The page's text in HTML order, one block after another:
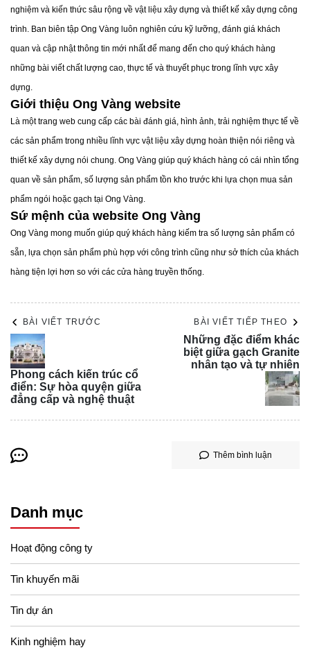
đá tự nhiên là lựa chọn lý tưởng, giúp không gian trở nên
thoáng đãng và sạch sẽ hơn.
Phong cách tân cổ điển:Thường sử dụng những gam
màu xám, vừa mang vẻ đẹp sang trọng, vừa tinh tế và nhẹ
nhàng. Đây là sự lựa chọn lý tưởng cho những ai muốn
kết hợp nét hiện đại với sự cổ kính.
đại, những gam màu xám và ghi trung tính là lựa chọn
tuyệt vời cho không gian phòng khách, mang đến vẻ đẹp
thanh lịch và đẳng cấp theo phong cách châu Âu.
riêng của ngôi nhà sẽ giúp tạo nên không gian phòng
khách lý tưởng, thể hiện gu thẩm mỹ và phong cách sống
của gia chủ.
nghiệm và kiến thức sâu rộng về vật liệu xây dựng và thiết kế xây dựng công
trình. Ban biên tập Ong Vàng luôn nghiên cứu kỹ lưỡng, đánh giá khách
quan và cập nhật thông tin mới nhất để mang đến cho quý khách hàng
những bài viết chất lượng cao, thực tế và thuyết phục trong lĩnh vực xây
dựng.
Giới thiệu Ong Vàng website
Là một trang web cung cấp các bài đánh giá, hình ảnh, trải nghiệm thực tế về
các sản phẩm trong nhiều lĩnh vực vật liệu xây dựng hoàn thiện nói riêng và
thiết kế xây dựng nói chung. Ong Vàng giúp quý khách hàng có cái nhìn tổng
quan về sản phẩm, số lượng sản phẩm tồn kho trước khi lựa chọn mua sản
phẩm ngói hoặc gạch tại Ong Vàng.
Sứ mệnh của website Ong Vàng
Ong Vàng mong muốn giúp quý khách hàng kiếm tra số lượng sản phẩm có
sẵn, lựa chọn sản phẩm phù hợp với công trình cũng như sở thích của khách
hàng tiện lợi hơn so với các cửa hàng truyền thống.
BÀI VIẾT TRƯỚC
Phong cách kiến trúc cổ
điển: Sự hòa quyện giữa
đẳng cấp và nghệ thuật
BÀI VIẾT TIẾP THEO
Những đặc điểm khác
biệt giữa gạch Granite
nhân tạo và tự nhiên
Thêm bình luận
Danh mục
Hoạt động công ty
Tin khuyến mãi
Tin dự án
Kinh nghiệm hay